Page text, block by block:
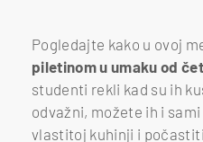
Pogledajte kako u ovoj
piletinom u umaku od
studenti rekli kad su ih
odvažni, možete ih i
vlastitoj kuhinji i